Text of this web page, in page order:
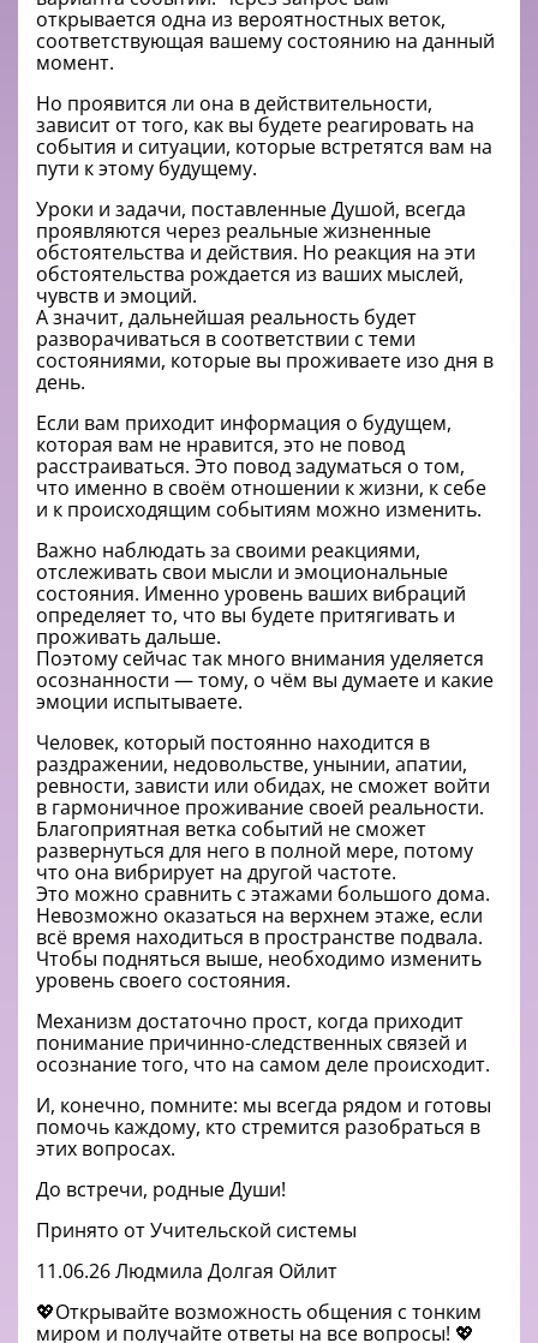
открывается одна из вероятностных веток,
соответствующая вашему состоянию на данный
момент.
Но проявится ли она в действительности,
зависит от того, как вы будете реагировать на
события и ситуации, которые встретятся вам на
пути к этому будущему.
Уроки и задачи, поставленные Душой, всегда
проявляются через реальные жизненные
обстоятельства и действия. Но реакция на эти
обстоятельства рождается из ваших мыслей,
чувств и эмоций.
А значит, дальнейшая реальность будет
разворачиваться в соответствии с теми
состояниями, которые вы проживаете изо дня в
день.
Если вам приходит информация о будущем,
которая вам не нравится, это не повод
расстраиваться. Это повод задуматься о том,
что именно в своём отношении к жизни, к себе
и к происходящим событиям можно изменить.
Важно наблюдать за своими реакциями,
отслеживать свои мысли и эмоциональные
состояния. Именно уровень ваших вибраций
определяет то, что вы будете притягивать и
проживать дальше.
Поэтому сейчас так много внимания уделяется
осознанности — тому, о чём вы думаете и какие
эмоции испытываете.
Человек, который постоянно находится в
раздражении, недовольстве, унынии, апатии,
ревности, зависти или обидах, не сможет войти
в гармоничное проживание своей реальности.
Благоприятная ветка событий не сможет
развернуться для него в полной мере, потому
что она вибрирует на другой частоте.
Это можно сравнить с этажами большого дома.
Невозможно оказаться на верхнем этаже, если
всё время находиться в пространстве подвала.
Чтобы подняться выше, необходимо изменить
уровень своего состояния.
Механизм достаточно прост, когда приходит
понимание причинно-следственных связей и
осознание того, что на самом деле происходит.
И, конечно, помните: мы всегда рядом и готовы
помочь каждому, кто стремится разобраться в
этих вопросах.
До встречи, родные Души!
Принято от Учительской системы
11.06.26 Людмила Долгая Ойлит
💖Открывайте возможность общения с тонким
миром и получайте ответы на все вопросы! 💖